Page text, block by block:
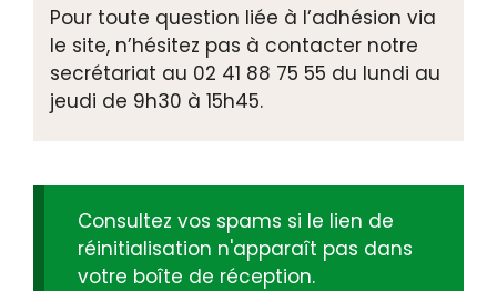
Pour toute question liée à l’adhésion via
le site, n’hésitez pas à contacter notre
secrétariat au 02 41 88 75 55 du lundi au
jeudi de 9h30 à 15h45.
Consultez vos spams si le lien de
réinitialisation n'apparaît pas dans
votre boîte de réception.